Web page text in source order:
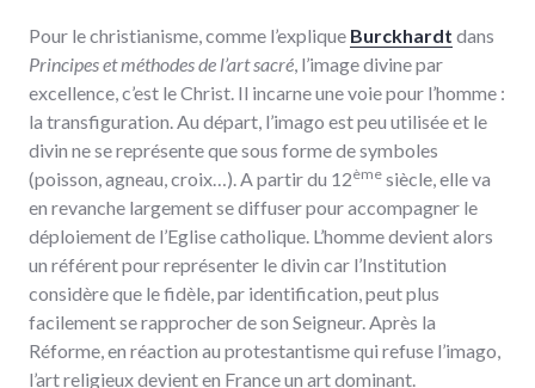
Pour le christianisme, comme l’explique Burckhardt dans
Principes et méthodes de l’art sacré, l’image divine par
excellence, c’est le Christ. Il incarne une voie pour l’homme :
la transfiguration. Au départ, l’imago est peu utilisée et le
divin ne se représente que sous forme de symboles
(poisson, agneau, croix…). A partir du 12ème siècle, elle va
en revanche largement se diffuser pour accompagner le
déploiement de l’Eglise catholique. L’homme devient alors
un référent pour représenter le divin car l’Institution
considère que le fidèle, par identification, peut plus
facilement se rapprocher de son Seigneur. Après la
Réforme, en réaction au protestantisme qui refuse l’imago,
l’art religieux devient en France un art dominant.